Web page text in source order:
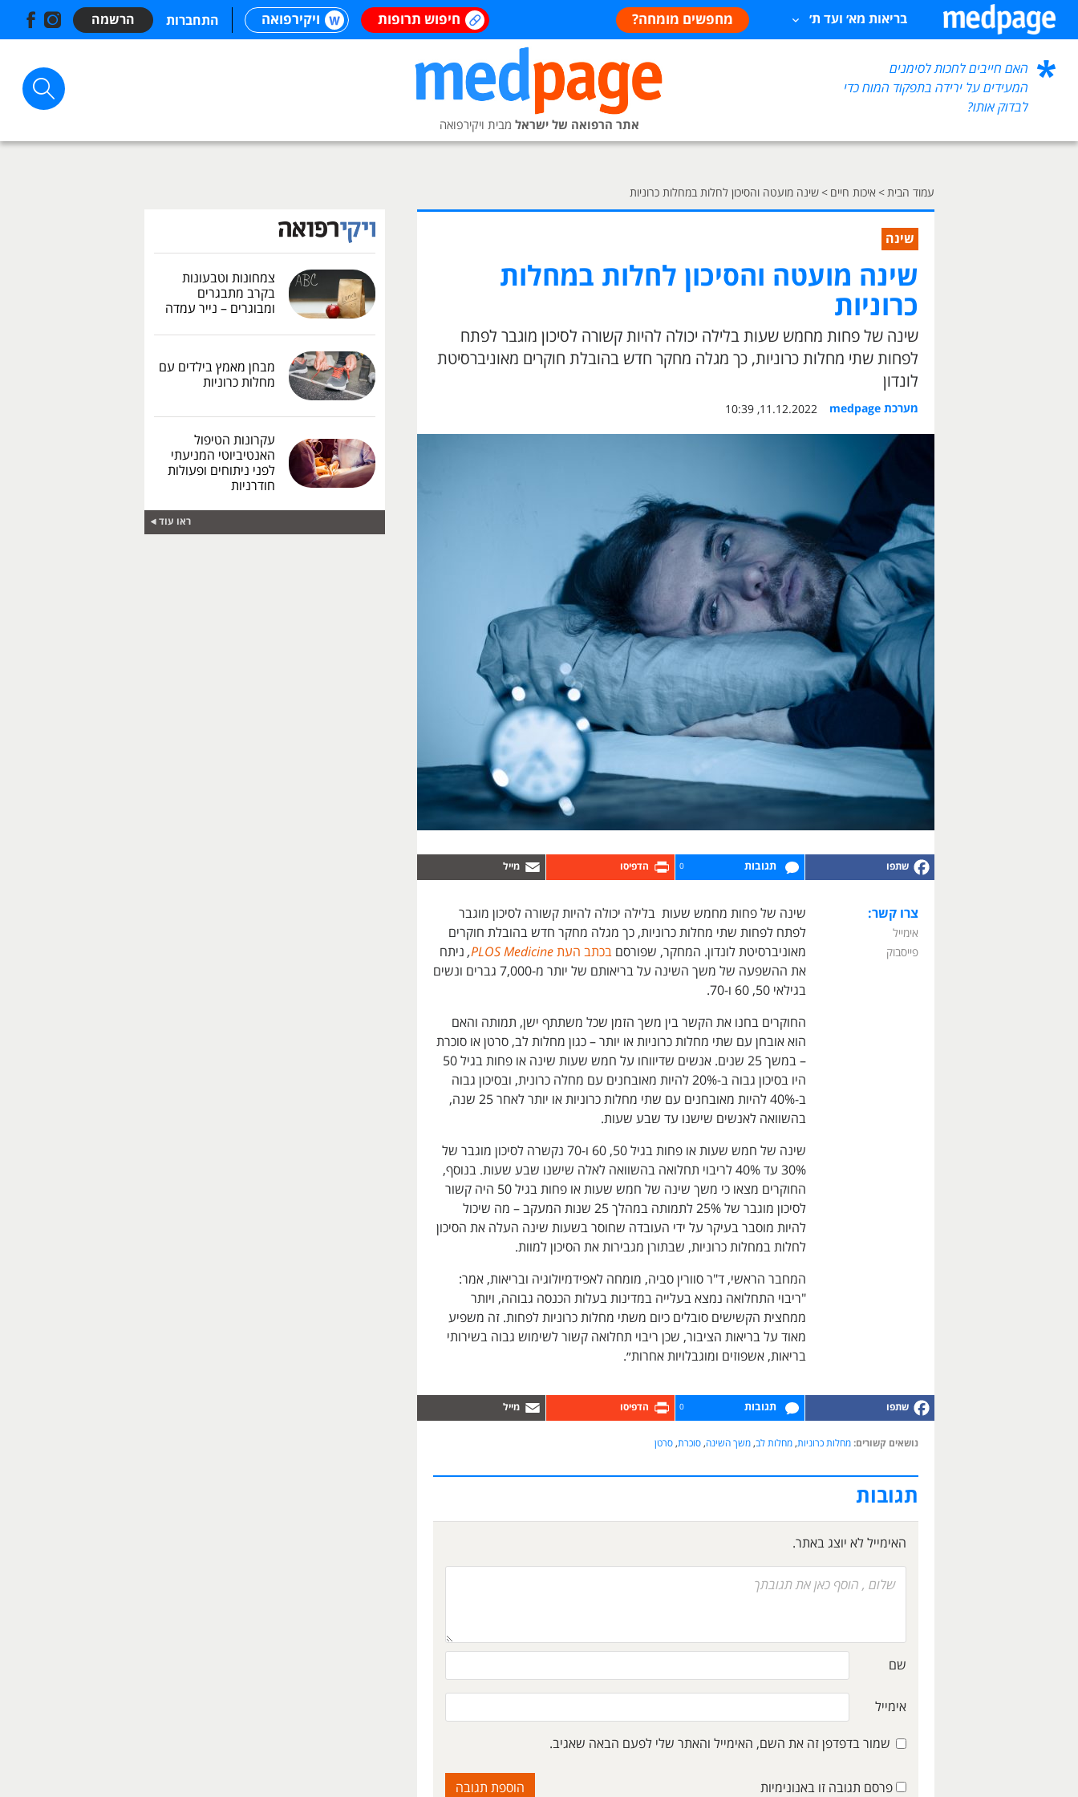
בריאות מא׳ ועד ת׳ מחפשים מומחה? חיפוש תרופות ויקירפואה התחברות הרשמה
האם חייבים לחכות לסימנים
המעידים על ירידה בתפקוד המוח כדי
לבדוק אותו?
אתר הרפואה של ישראל מבית ויקירפואה
עמוד הבית > איכות חיים > שינה מועטה והסיכון לחלות במחלות כרוניות
שינה
שינה מועטה והסיכון לחלות במחלות
כרוניות
שינה של פחות מחמש שעות בלילה יכולה להיות קשורה לסיכון מוגבר לפתח
לפחות שתי מחלות כרוניות, כך מגלה מחקר חדש בהובלת חוקרים מאוניברסיטת
לונדון
מערכת medpage 11.12.2022, 10:39
תגובות 0
צרו קשר:
אימייל
פייסבוק
שינה של פחות מחמש שעות בלילה יכולה להיות קשורה לסיכון מוגבר
לפתח לפחות שתי מחלות כרוניות, כך מגלה מחקר חדש בהובלת חוקרים
מאוניברסיטת לונדון. המחקר, שפורסםבכתב העתPLOS Medicine
, ניתח
את ההשפעה של משך השינה על בריאותם של יותר מ-7,000 גברים ונשים
בגילאי 50, 60 ו-70.
החוקרים בחנו את הקשר בין משך הזמן שכל משתתף ישן, תמותה והאם
הוא אובחן עם שתי מחלות כרוניות או יותר – כגון מחלות לב, סרטן או סוכרת
– במשך 25 שנים. אנשים שדיווחו על חמש שעות שינה או פחות בגיל 50
היו בסיכון גבוה ב-20% להיות מאובחנים עם מחלה כרונית, ובסיכון גבוה
ב-40% להיות מאובחנים עם שתי מחלות כרוניות או יותר לאחר 25 שנה,
בהשוואה לאנשים שישנו עד שבע שעות.
שינה של חמש שעות או פחות בגיל 50, 60 ו-70 נקשרה לסיכון מוגבר של
30% עד 40% לריבוי תחלואה בהשוואה לאלה שישנו שבע שעות. בנוסף,
החוקרים מצאו כי משך שינה של חמש שעות או פחות בגיל 50 היה קשור
לסיכון מוגבר של 25% לתמותה במהלך 25 שנות המעקב – מה שיכול
להיות מוסבר בעיקר על ידי העובדה שחוסר בשעות שינה העלה את הסיכון
לחלות במחלות כרוניות, שבתורן מגבירות את הסיכון למוות.
המחבר הראשי, ד"ר סוורין סביה, מומחה לאפידמיולוגיה ובריאות, אמר:
"ריבוי התחלואה נמצא בעלייה במדינות בעלות הכנסה גבוהה, ויותר
ממחצית הקשישים סובלים כיום משתי מחלות כרוניות לפחות. זה משפיע
מאוד על בריאות הציבור, שכן ריבוי תחלואה קשור לשימוש גבוה בשירותי
בריאות, אשפוזים ומוגבלויות אחרות״.
תגובות 0
נושאים קשורים: מחלות כרוניות,מחלות לב,משך השינה,סוכרת,סרטן
תגובות
האימייל לא יוצג באתר.
שם
אימייל
שמור בדפדפן זה את השם, האימייל והאתר שלי לפעם הבאה שאגיב.
פרסם תגובה זו באנונימיות
צמחונות וטבעונות
בקרב מתבגרים
ומבוגרים – נייר עמדה
מבחן מאמץ בילדים עם
מחלות כרוניות
עקרונות הטיפול
האנטיביוטי המניעתי
לפני ניתוחים ופעולות
חודרניות
ראו עוד